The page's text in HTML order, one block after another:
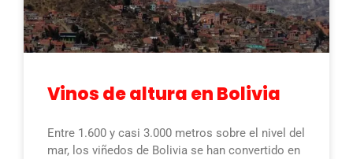
Vinos de altura en Bolivia
Entre 1.600 y casi 3.000 metros sobre el nivel del
mar, los viñedos de Bolivia se han convertido en